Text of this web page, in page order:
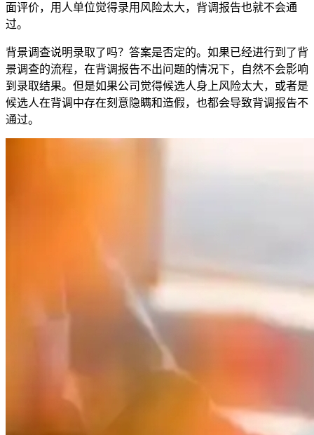
面评价，用人单位觉得录用风险太大，背调报告也就不会通
过。
背景调查说明录取了吗？答案是否定的。如果已经进行到了背
景调查的流程，在背调报告不出问题的情况下，自然不会影响
到录取结果。但是如果公司觉得候选人身上风险太大，或者是
候选人在背调中存在刻意隐瞒和造假，也都会导致背调报告不
通过。